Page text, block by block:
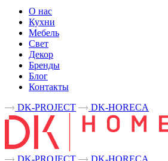
О нас
Кухни
Мебель
Свет
Декор
Бренды
Блог
Контакты
DK-PROJECT
DK-HORECA